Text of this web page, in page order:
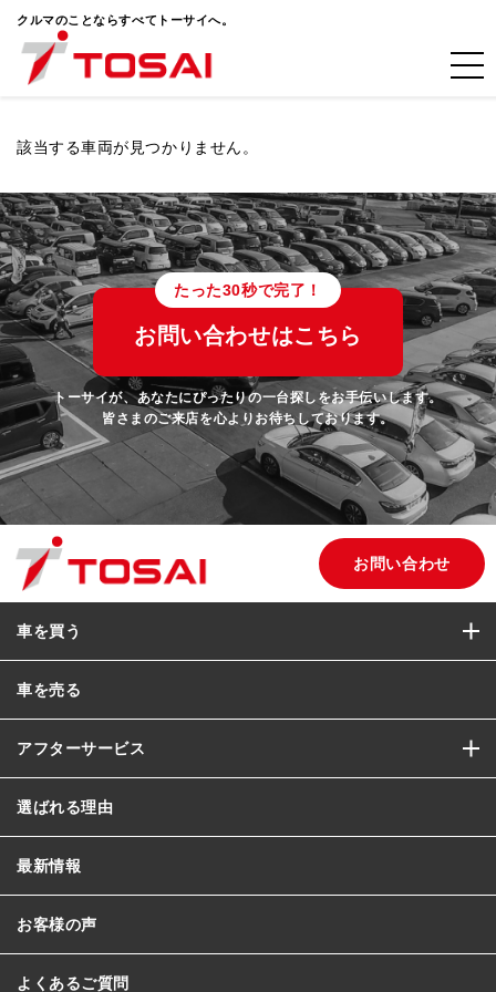
クルマのことならすべてトーサイへ。
該当する車両が見つかりません。
たった30秒で完了！
お問い合わせはこちら
トーサイが、あなたにぴったりの一台探しをお手伝いします。
皆さまのご来店を心よりお待ちしております。
お問い合わせ
車を買う
車を売る
アフターサービス
選ばれる理由
最新情報
お客様の声
よくあるご質問